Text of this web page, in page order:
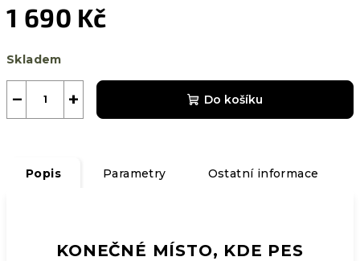
1 690 Kč
cena:
Skladem
+
− Do košíku
Popis Parametry Ostatní informace
KONEČNÉ MÍSTO, KDE PES